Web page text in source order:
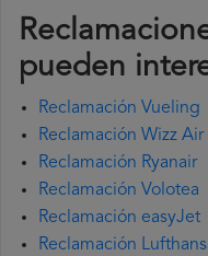
pueden
Reclamación Vueling
Reclamación Wizz Air
Reclamación Ryanair
Reclamación Volotea
Reclamación easyJet
Reclamación